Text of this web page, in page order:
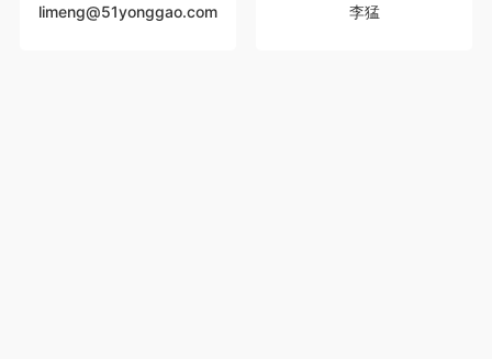
limeng@51yonggao.com 李猛